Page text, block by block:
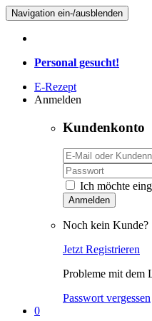
Navigation ein-/ausblenden
Personal gesucht!
E-Rezept
Anmelden
Kundenkonto
Ich möchte
Anmelden
Noch kein Kunde?
Jetzt Registrieren
Probleme mit dem
Passwort vergessen
0